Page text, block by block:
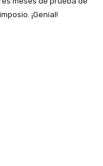
¡Genial!